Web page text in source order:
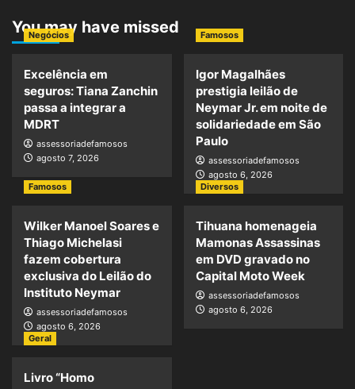
You may have missed
Negócios
Excelência em
seguros: Tiana Zanchin
passa a integrar a
MDRT
assessoriadefamosos
agosto 7, 2026
Famosos
Igor Magalhães
prestigia leilão de
Neymar Jr. em noite de
solidariedade em São
Paulo
assessoriadefamosos
agosto 6, 2026
Famosos
Wilker Manoel Soares e
Thiago Michelasi
fazem cobertura
exclusiva do Leilão do
Instituto Neymar
assessoriadefamosos
agosto 6, 2026
Diversos
Tihuana homenageia
Mamonas Assassinas
em DVD gravado no
Capital Moto Week
assessoriadefamosos
agosto 6, 2026
Geral
Livro “Homo